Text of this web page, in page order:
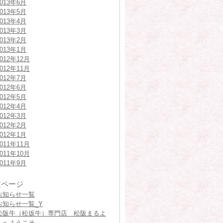
年6月
年5月
年4月
年3月
年2月
年1月
年12月
年11月
年7月
年6月
年5月
年4月
年3月
年2月
年1月
年11月
年10月
年9月
ージ
知らせ一覧
知らせ一覧_Y
阪牛（松坂牛）専門店 松阪まるよ